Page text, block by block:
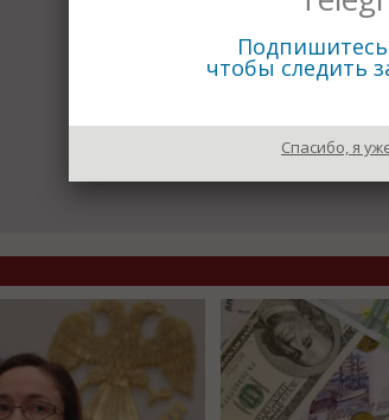
чтобы следить
Спасибо, я